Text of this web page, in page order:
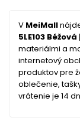
V MeiMall
5LE103 Béžová
materiálmi a
internetový
produktov pre
oblečenie,
vrátenie je 14